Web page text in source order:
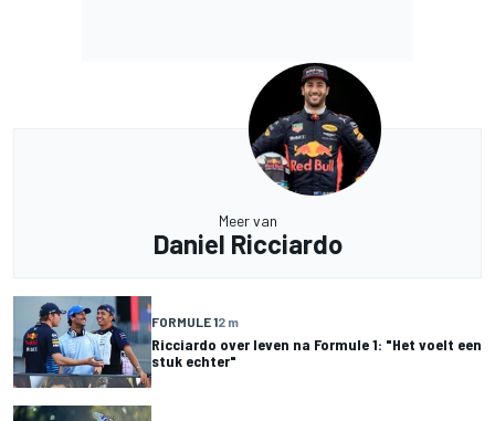
Meer van
Daniel Ricciardo
FORMULE 12 m
Ricciardo over leven na Formule 1: "Het voelt een
stuk echter"